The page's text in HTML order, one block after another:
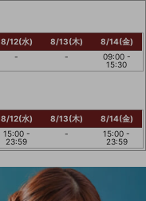
8/12(水)
-
8/13(木)
-
8/14(金)
09:00 -
15:30
8/12(水)
15:00 -
23:59
8/13(木)
-
8/14(金)
15:00 -
23:59